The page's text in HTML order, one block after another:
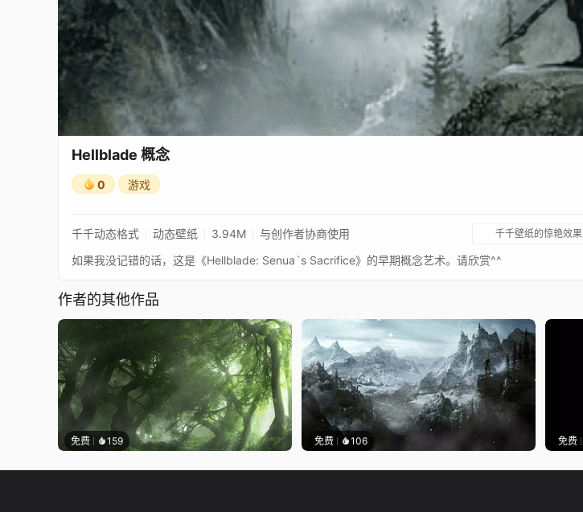
Hellblade 概念
0 游戏
千千动态格式 动态壁纸 3.94M 与创作者协商使用 千千壁纸的惊艳效果
如果我没记错的话，这是《Hellblade: Senua´s Sacrifice》的早期概念艺术。请欣赏^^
作者的其他作品
免费 159 免费 106 免费